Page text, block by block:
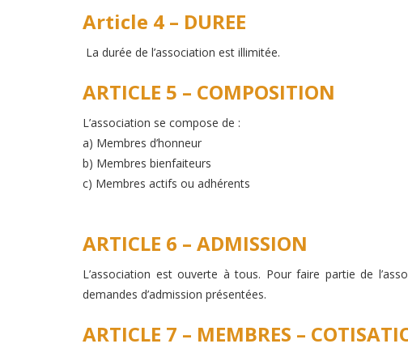
Article 4 – DUREE
La durée de l’association est illimitée.
ARTICLE 5 – COMPOSITION
L’association se compose de :
a) Membres d’honneur
b) Membres bienfaiteurs
c) Membres actifs ou adhérents
ARTICLE 6 – ADMISSION
L’association est ouverte à tous. Pour faire partie de
demandes d’admission présentées.
ARTICLE 7 – MEMBRES –